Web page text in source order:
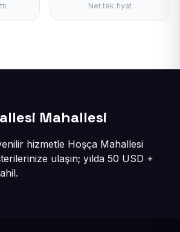
Net tek fiyat
Mahallesi
hizmetle Hoşça Mahallesi
ulaşın; yılda 50 USD +